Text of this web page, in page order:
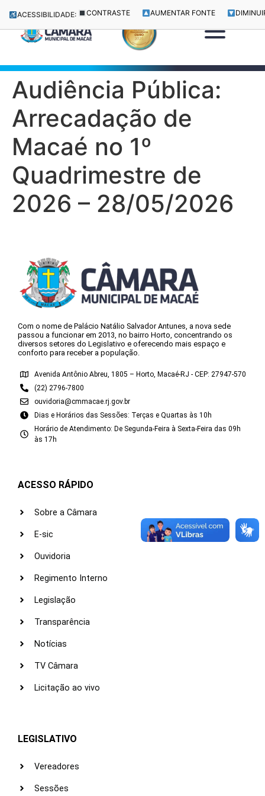
ACESSIBILIDADE: CONTRASTE AUMENTAR FONTE
Audiência Pública:
Arrecadação de
Macaé no 1º
Quadrimestre de
2026 – 28/05/2026
Com o nome de Palácio Natálio Salvador Antunes, a nova sede
passou a funcionar em 2013, no bairro Horto, concentrando os
diversos setores do Legislativo e oferecendo mais espaço e
conforto para receber a população.
Avenida Antônio Abreu, 1805 – Horto, Macaé-RJ - CEP: 27947-570
(22) 2796-7800
ouvidoria@cmmacae.rj.gov.br
Dias e Horários das Sessões: Terças e Quartas às 10h
Horário de Atendimento: De Segunda-Feira à Sexta-Feira das 09h
às 17h
ACESSO RÁPIDO
Sobre a Câmara
E-sic
Ouvidoria
Regimento Interno
Legislação
Transparência
Notícias
TV Câmara
Licitação ao vivo
LEGISLATIVO
Vereadores
Sessões